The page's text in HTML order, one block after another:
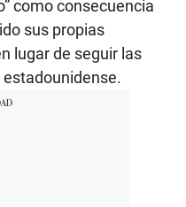
como consecuencia
sus propias
lugar de seguir las